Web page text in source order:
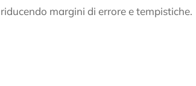
margini di errore e tempistiche.